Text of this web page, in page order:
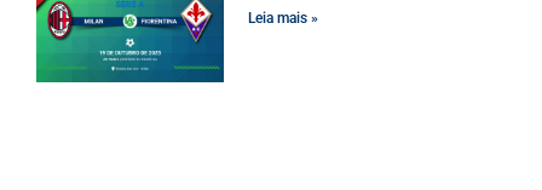
Leia mais »